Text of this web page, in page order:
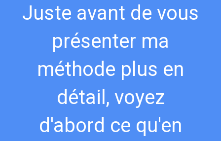
Juste avant de vous
présenter ma
méthode plus en
détail, voyez
d'abord ce qu'en